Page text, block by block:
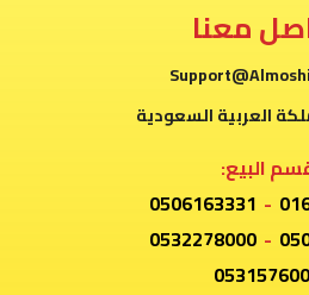
معنا
العربية السعودية
البيع:
-
0506163331
-
0532278000